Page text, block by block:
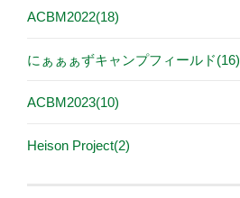
ACBM2022(18)
にぁぁぁずキャンプフィールド(16)
ACBM2023(10)
Heison Project(2)